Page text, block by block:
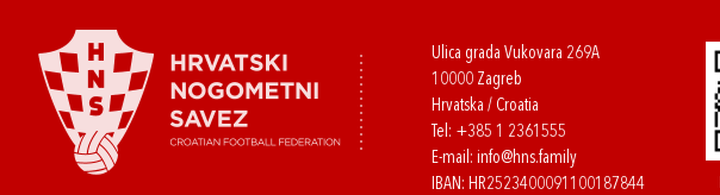
Ulica grada Vukovara 269A
10000 Zagreb
Hrvatska / Croatia
Tel: +385 1 2361555
E-mail: info@hns.family
IBAN: HR2523400091100187844